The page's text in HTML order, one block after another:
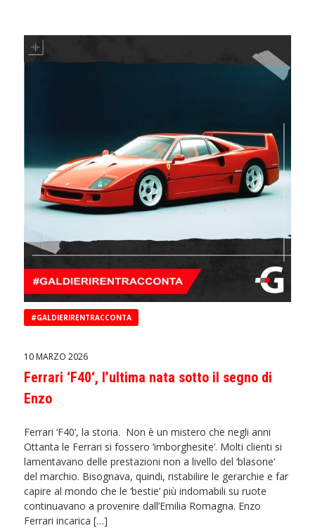
#GALDIERIRENTRACCONTA
10 MARZO 2026
Ferrari ‘F40‘, l’ultima nata sotto il segno di
Enzo
Ferrari ‘F40‘, la storia. Non è un mistero che negli anni
Ottanta le Ferrari si fossero ‘imborghesite’. Molti clienti si
lamentavano delle prestazioni non a livello del ‘blasone’
del marchio. Bisognava, quindi, ristabilire le gerarchie e far
capire al mondo che le ‘bestie’ più indomabili su ruote
continuavano a provenire dall’Emilia Romagna. Enzo
Ferrari incarica […]